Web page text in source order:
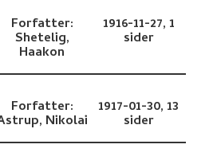
Forfatter:
Shetelig,
Haakon
1916-11-27,1
sider
Forfatter:
Nikolai
1917-01-30,13
sider